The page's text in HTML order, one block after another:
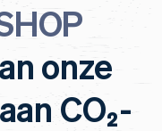
onze
CO₂-